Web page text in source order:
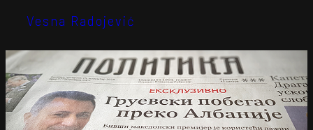
Vesna Radojević